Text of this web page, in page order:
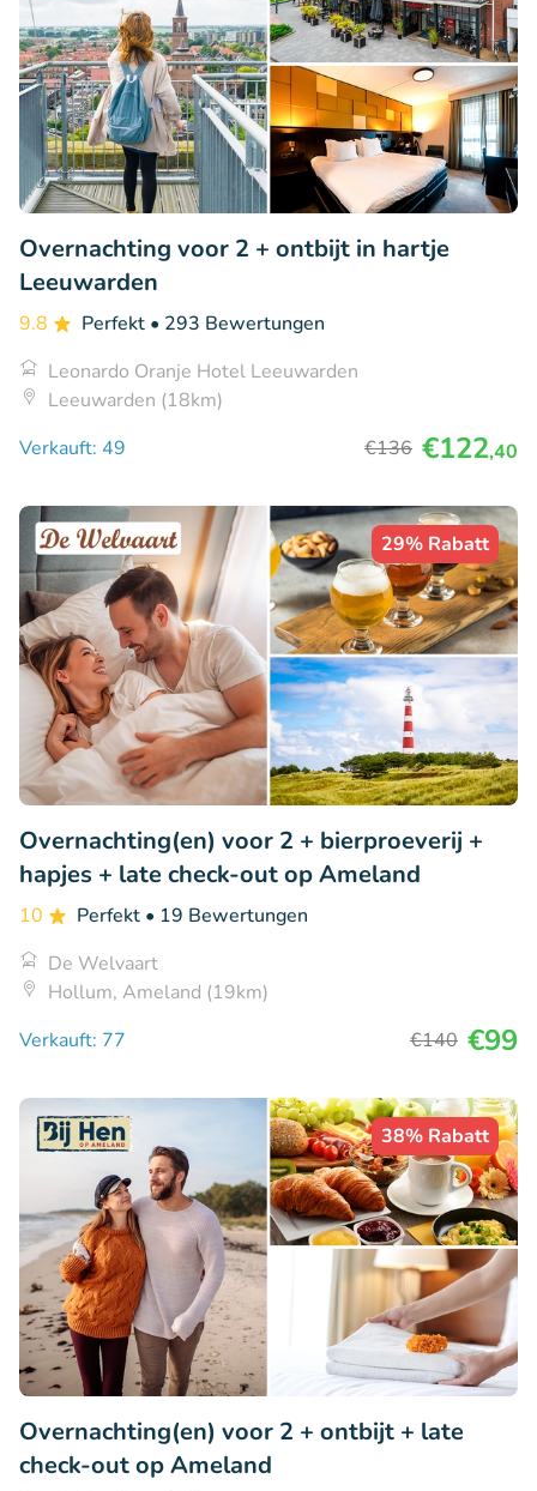
Overnachting voor 2 + ontbijt in hartje
Leeuwarden
9.8 Perfekt • 293 Bewertungen
Leonardo Oranje Hotel Leeuwarden
Leeuwarden (18km)
Verkauft: 49
€136 €122,40
29% Rabatt
Overnachting(en) voor 2 + bierproeverij +
hapjes + late check-out op Ameland
10 Perfekt • 19 Bewertungen
De Welvaart
Hollum, Ameland (19km)
Verkauft: 77
€140 €99
38% Rabatt
Overnachting(en) voor 2 + ontbijt + late
check-out op Ameland